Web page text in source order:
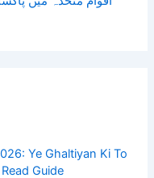
Ye Ghaltiyan Ki To
Guide